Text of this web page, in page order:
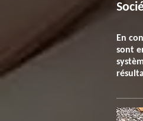
En
sont